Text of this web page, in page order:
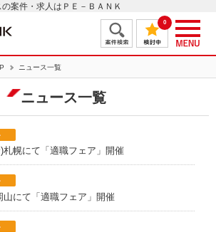
案件・求人はＰＥ－ＢＡＮＫ
0
ニュース一覧
ニュース一覧
)札幌にて「適職フェア」開催
山にて「適職フェア」開催